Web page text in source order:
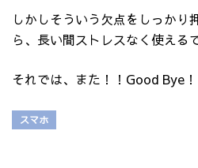
しかしそういう欠点をしっかり
ら、長い間ストレスなく使える
それでは、また！！Good Bye！
スマホ